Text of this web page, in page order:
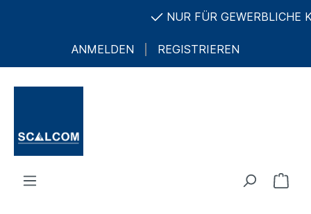
NUR FÜR GEWERBLICHE
ANMELDEN REGISTRIEREN